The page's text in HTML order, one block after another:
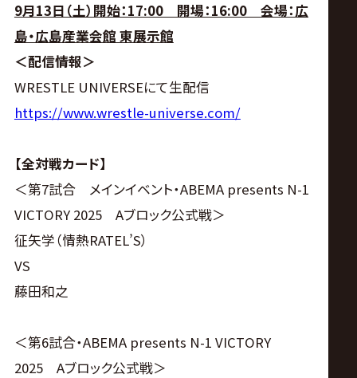
9月13日（土）開始：17:00 開場：16:00 会場：広
島・広島産業会館 東展示館
＜配信情報＞
WRESTLE UNIVERSEにて生配信
https://www.wrestle-universe.com/
【全対戦カード】
＜第7試合 メインイベント・ABEMA presents N-1
VICTORY 2025 Aブロック公式戦＞
征矢学（情熱RATEL’S）
VS
藤田和之
＜第6試合・ABEMA presents N-1 VICTORY
2025 Aブロック公式戦＞